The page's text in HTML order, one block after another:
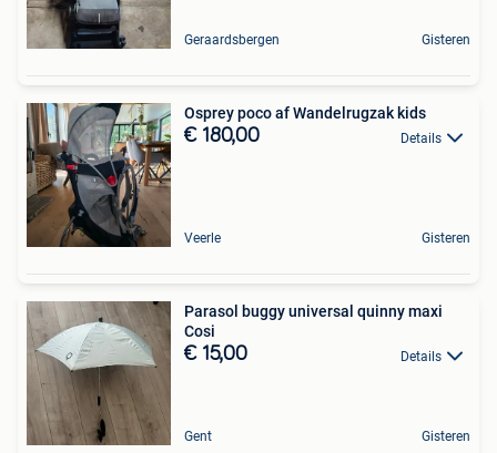
Geraardsbergen Gisteren
Osprey poco af Wandelrugzak kids
€ 180,00 Details
Veerle Gisteren
Parasol buggy universal quinny maxi
Cosi
€ 15,00 Details
Gent Gisteren